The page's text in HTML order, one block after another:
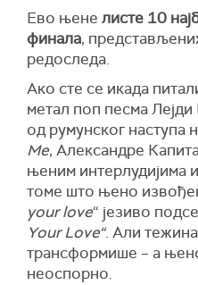
Ево њене листе 10
финала,
редоследа.
Ако сте се икада
метал поп песма
од румунског наступа
Me, Александре
њеним интерлудијима
томе што њено
your love“ језиво
Your Love“. Али
трансформише – а
неоспорно.